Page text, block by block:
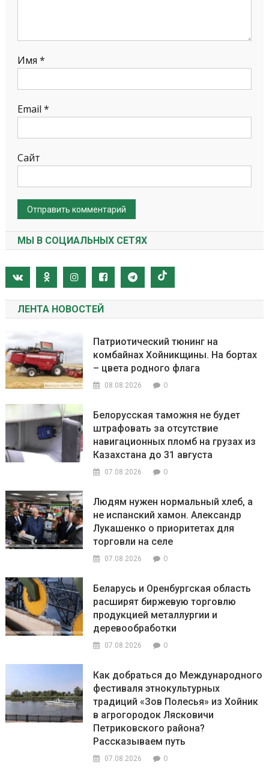
Имя *
Email *
Сайт
МЫ В СОЦИАЛЬНЫХ СЕТЯХ
ЛЕНТА НОВОСТЕЙ
Патриотический тюнинг на
комбайнах Хойникщины. На бортах
– цвета родного флага
08.08.2026 0
Белорусская таможня не будет
штрафовать за отсутствие
навигационных пломб на грузах из
Казахстана до 31 августа
07.08.2026 0
Людям нужен нормальный хлеб, а
не испанский хамон. Александр
Лукашенко о приоритетах для
торговли на селе
07.08.2026 0
Беларусь и Оренбургская область
расширят биржевую торговлю
продукцией металлургии и
деревообработки
07.08.2026 0
Как добраться до Международного
фестиваля этнокультурных
традиций «Зов Полесья» из Хойник
в агрогородок Лясковичи
Петриковского района?
Рассказываем путь
07.08.2026 0